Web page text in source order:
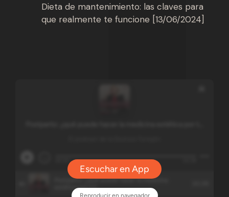
Dieta de mantenimiento: las claves para
que realmente te funcione [13/06/2024]